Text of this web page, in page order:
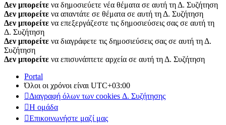
Δεν μπορείτε να δημοσιεύετε νέα θέματα σε αυτή τη Δ. Συζήτηση
Δεν μπορείτε να απαντάτε σε θέματα σε αυτή τη Δ. Συζήτηση
Δεν μπορείτε να επεξεργάζεστε τις δημοσιεύσεις σας σε αυτή τη
Δ. Συζήτηση
Δεν μπορείτε να διαγράφετε τις δημοσιεύσεις σας σε αυτή τη Δ.
Συζήτηση
Δεν μπορείτε να επισυνάπτετε αρχεία σε αυτή τη Δ. Συζήτηση
Portal
Όλοι οι χρόνοι είναι UTC+03:00
Διαγραφή όλων των cookies Δ. Συζήτησης
Η ομάδα
Επικοινωνήστε μαζί μας